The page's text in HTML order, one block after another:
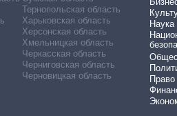
Тернопольская область
Харьковская область
Херсонская область
Хмельницкая область
Черкасская область
Черниговская область
Черновицкая область
Наука
Право